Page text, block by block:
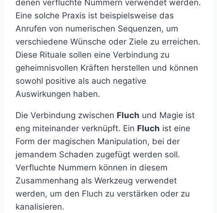
denen verfluchte Nummern verwendet werden.
Eine solche Praxis ist beispielsweise das
Anrufen von numerischen Sequenzen, um
verschiedene Wünsche oder Ziele zu erreichen.
Diese Rituale sollen eine Verbindung zu
geheimnisvollen Kräften herstellen und können
sowohl positive als auch negative
Auswirkungen haben.
Die Verbindung zwischen Fluch und Magie ist
eng miteinander verknüpft. Ein Fluch ist eine
Form der magischen Manipulation, bei der
jemandem Schaden zugefügt werden soll.
Verfluchte Nummern können in diesem
Zusammenhang als Werkzeug verwendet
werden, um den Fluch zu verstärken oder zu
kanalisieren.